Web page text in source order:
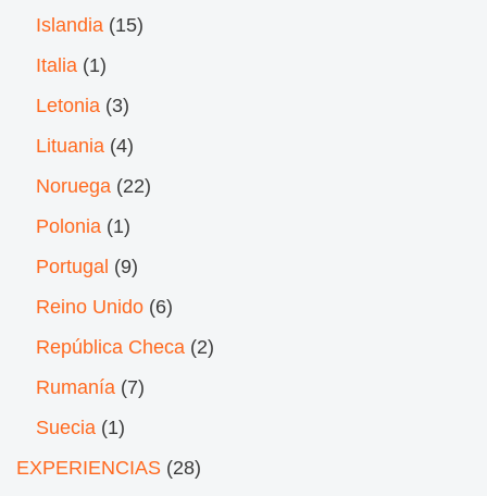
Islandia (15)
Italia (1)
Letonia (3)
Lituania (4)
Noruega (22)
Polonia (1)
Portugal (9)
Reino Unido (6)
República Checa (2)
Rumanía (7)
Suecia (1)
EXPERIENCIAS (28)